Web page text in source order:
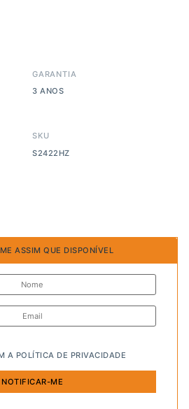
GARANTIA
3 ANOS
SKU
S2422HZ
ASSIM QUE DISPONÍVEL
A POLÍTICA DE PRIVACIDADE